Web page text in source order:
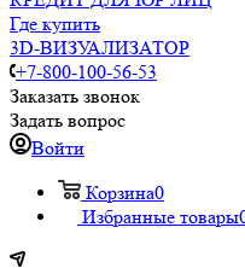
Где купить
3D-ВИЗУАЛИЗАТОР
+7-800-100-56-53
Заказать звонок
Задать вопрос
Войти
Корзина0
Избранные товары